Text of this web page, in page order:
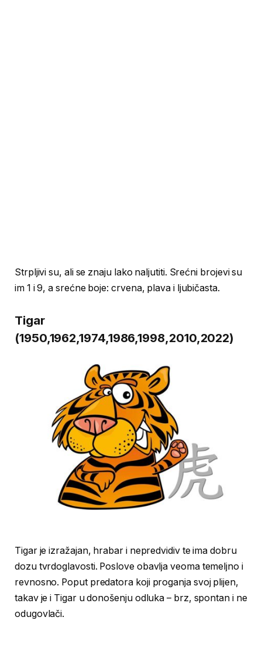
Strpljivi su, ali se znaju lako naljutiti. Srećni brojevi su
im 1 i 9, a srećne boje: crvena, plava i ljubičasta.
Tigar
(1950,1962,1974,1986,1998,2010,2022)
Tigar je izražajan, hrabar i nepredvidiv te ima dobru
dozu tvrdoglavosti. Poslove obavlja veoma temeljno i
revnosno. Poput predatora koji proganja svoj plijen,
takav je i Tigar u donošenju odluka – brz, spontan i ne
odugovlači.